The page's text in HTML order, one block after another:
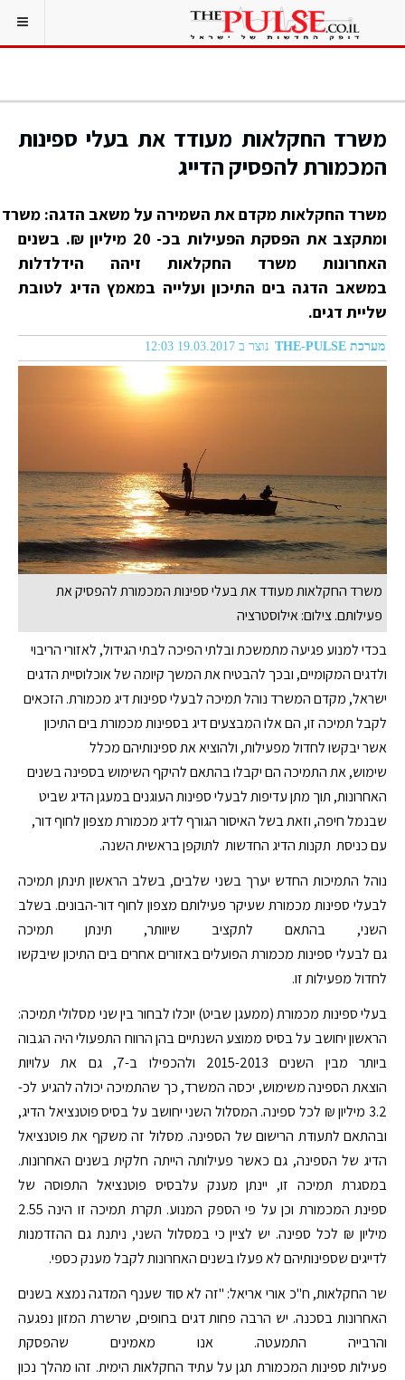
משרד החקלאות מעודד את בעלי ספינות
המכמורת להפסיק הדייג
משרד החקלאות מקדם את השמירה על משאב הדגה: משרד
ומתקצב את הפסקת הפעילות בכ- 20 מיליון ₪. בשנים
האחרונות משרד החקלאות זיהה הידלדלות
במשאב הדגה בים התיכון ועלייה במאמץ הדיג לטובת
שליית דגים.
מערכת THE-PULSE נוצר ב 19.03.2017 12:03
משרד החקלאות מעודד את בעלי ספינות המכמורת להפסיק את
פעילותם. צילום: אילוסטרציה
בכדי למנוע פגיעה מתמשכת ובלתי הפיכה לבתי הגידול, לאזורי הריבוי
ולדגים המקומיים, ובכך להבטיח את המשך קיומה של אוכלוסיית הדגים
ישראל, מקדם המשרד נוהל תמיכה לבעלי ספינות דיג מכמורת. הזכאים
לקבל תמיכה זו, הם אלו המבצעים דיג בספינות מכמורת בים התיכון
אשר יבקשו לחדול מפעילות, ולהוציא את ספינותיהם מכלל
שימוש, את התמיכה הם יקבלו בהתאם להיקף השימוש בספינה בשנים
האחרונות, תוך מתן עדיפות לבעלי ספינות העוגנים במעגן הדיג שביט
שבנמל חיפה, וזאת בשל האיסור הגורף לדיג מכמורת מצפון לחוף דור,
עם כניסת תקנות הדיג החדשות לתוקפן בראשית השנה.
נוהל התמיכות החדש יערך בשני שלבים, בשלב הראשון תינתן תמיכה
לבעלי ספינות מכמורת שעיקר פעילותם מצפון לחוף דור-הבונים. בשלב
השני, בהתאם לתקציב שיוותר, תינתן תמיכה
גם לבעלי ספינות מכמורת הפועלים באזורים אחרים בים התיכון שיבקשו
לחדול מפעילות זו.
בעלי ספינות מכמורת (ממעגן שביט) יוכלו לבחור בין שני מסלולי תמיכה:
הראשון יחושב על בסיס ממוצע השנתיים בהן הרווח התפעולי היה הגבוה
ביותר מבין השנים 2015-2013 ולהכפילו ב-7, גם את עלויות
הוצאת הספינה משימוש, יכסה המשרד, כך שהתמיכה יכולה להגיע לכ-
3.2 מיליון ₪ לכל ספינה. המסלול השני יחושב על בסיס פוטנציאל הדיג,
ובהתאם לתעודת הרישום של הספינה. מסלול זה משקף את פוטנציאל
הדיג של הספינה, גם כאשר פעילותה הייתה חלקית בשנים האחרונות.
במסגרת תמיכה זו, יינתן מענק עלבסיס פוטנציאל התפוסה של
ספינת המכמורת וכן על פי הספק המנוע. תקרת תמיכה זו הינה 2.55
מיליון ₪ לכל ספינה. יש לציין כי במסלול השני, ניתנת גם ההזדמנות
לדייגים שספינותיהם לא פעלו בשנים האחרונות לקבל מענק כספי.
שר החקלאות, ח"כ אורי אריאל: "זה לא סוד שענף המדגה נמצא בשנים
האחרונות בסכנה. יש הרבה פחות דגים בחופים, שרשרת המזון נפגעה
והרבייה התמעטה. אנו מאמינים שהפסקת
פעילות ספינות המכמורת תגן על עתיד החקלאות הימית. זהו מהלך נכון